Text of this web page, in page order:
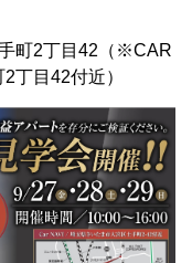
町2丁目42（※CAR
丁目42付近）